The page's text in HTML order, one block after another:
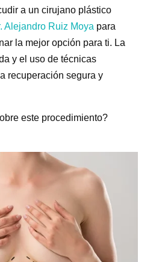
a un cirujano plástico
Alejandro Ruiz Moya para
la mejor opción para ti. La
y el uso de técnicas
recuperación segura y
este procedimiento?